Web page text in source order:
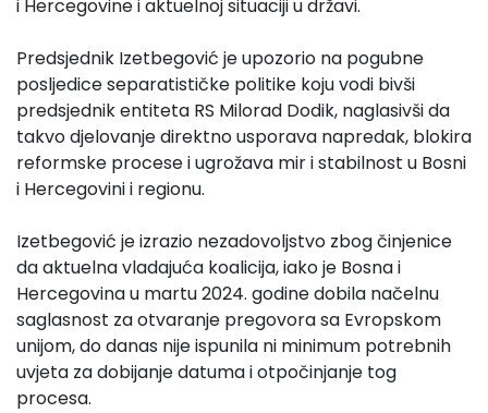
i Hercegovine i aktuelnoj situaciji u državi.
Predsjednik Izetbegović je upozorio na pogubne
posljedice separatističke politike koju vodi bivši
predsjednik entiteta RS Milorad Dodik, naglasivši da
takvo djelovanje direktno usporava napredak, blokira
reformske procese i ugrožava mir i stabilnost u Bosni
i Hercegovini i regionu.
Izetbegović je izrazio nezadovoljstvo zbog činjenice
da aktuelna vladajuća koalicija, iako je Bosna i
Hercegovina u martu 2024. godine dobila načelnu
saglasnost za otvaranje pregovora sa Evropskom
unijom, do danas nije ispunila ni minimum potrebnih
uvjeta za dobijanje datuma i otpočinjanje tog
procesa.